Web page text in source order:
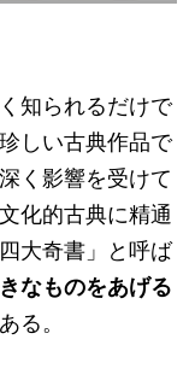
知られるだけで
しい古典作品で
く影響を受けて
化的古典に精通
大奇書」と呼ば
なものをあげる
る。